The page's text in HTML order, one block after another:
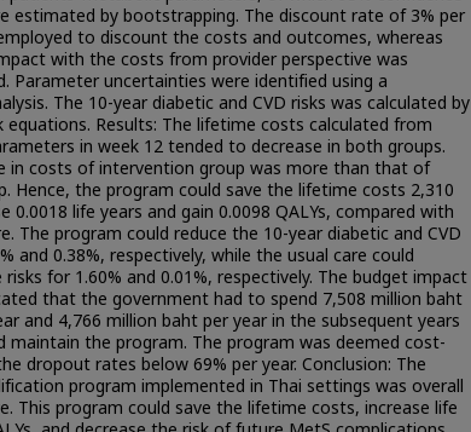
estimated by bootstrapping. The discount rate of 3% per
to discount the costs and outcomes, whereas
with the costs from provider perspective was
Parameter uncertainties were identified using a
The 10-year diabetic and CVD risks was calculated by
equations. Results: The lifetime costs calculated from
in week 12 tended to decrease in both groups.
in costs of intervention group was more than that of
Hence, the program could save the lifetime costs 2,310
0.0018 life years and gain 0.0098 QALYs, compared with
The program could reduce the 10-year diabetic and CVD
and 0.38%, respectively, while the usual care could
risks for 1.60% and 0.01%, respectively. The budget impact
that the government had to spend 7,508 million baht
and 4,766 million baht per year in the subsequent years
maintain the program. The program was deemed cost-
dropout rates below 69% per year. Conclusion: The
program implemented in Thai settings was overall
This program could save the lifetime costs, increase life